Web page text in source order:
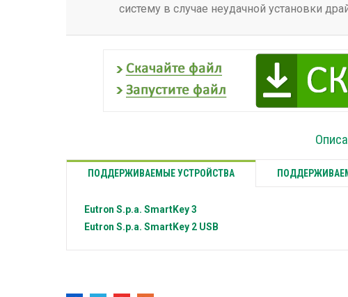
систему в случае неудачной установки
ПОДДЕРЖИВАЕМЫЕ УСТРОЙСТВА
Eutron S.p.a. SmartKey 3
Eutron S.p.a. SmartKey 2 USB